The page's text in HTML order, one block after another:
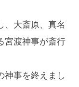
、大斎原、真名
宮渡神事が斎行
神事を終えまし